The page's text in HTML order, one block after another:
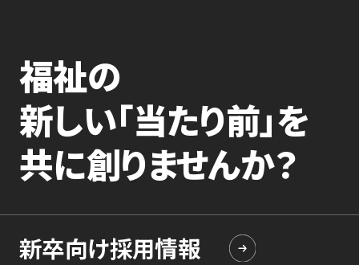
福祉の
新しい「当たり前」を
共に創りませんか？
新卒向け採用情報